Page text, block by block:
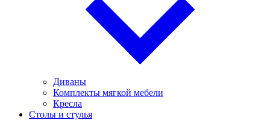
Диваны
Комплекты мягкой мебели
Кресла
Столы и стулья